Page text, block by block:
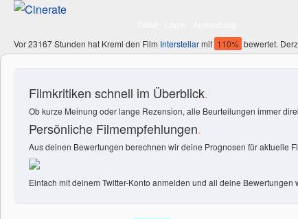
Vor 23167 Stunden hat Kreml den Film Interstellarmit 110% bewertet.
Filmkritiken schnell im Überblick.
Ob kurze Meinung oder lange Rezension, alle Beurteilungen immer
Persönliche Filmempfehlungen.
Aus deinen Bewertungen berechnen wir deine Prognosen für aktuelle
Einfach mit deinem Twitter-Konto anmelden und all deine Bewertungen